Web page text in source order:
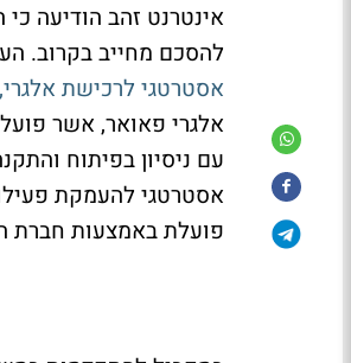
אינטרנט זהב הודיעה
להסכם מחייב בקרוב.
אסטרטגי לרכישת
אלגרי פאואר, אשר
עם ניסיון בפיתוח
אסטרטגי להעמקת
פועלת באמצעות חברת